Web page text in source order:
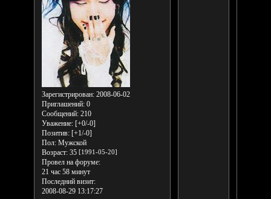
Зарегистрирован: 2008-06-02
Приглашений:0
Сообщений:210
Уважение: [+0/-0]
Позитив: [+1/-0]
Пол:Мужской
Возраст:35 [1991-05-20]
Провел на форуме:
21 час 58 минут
Последний визит:
2008-08-29 13:17:27